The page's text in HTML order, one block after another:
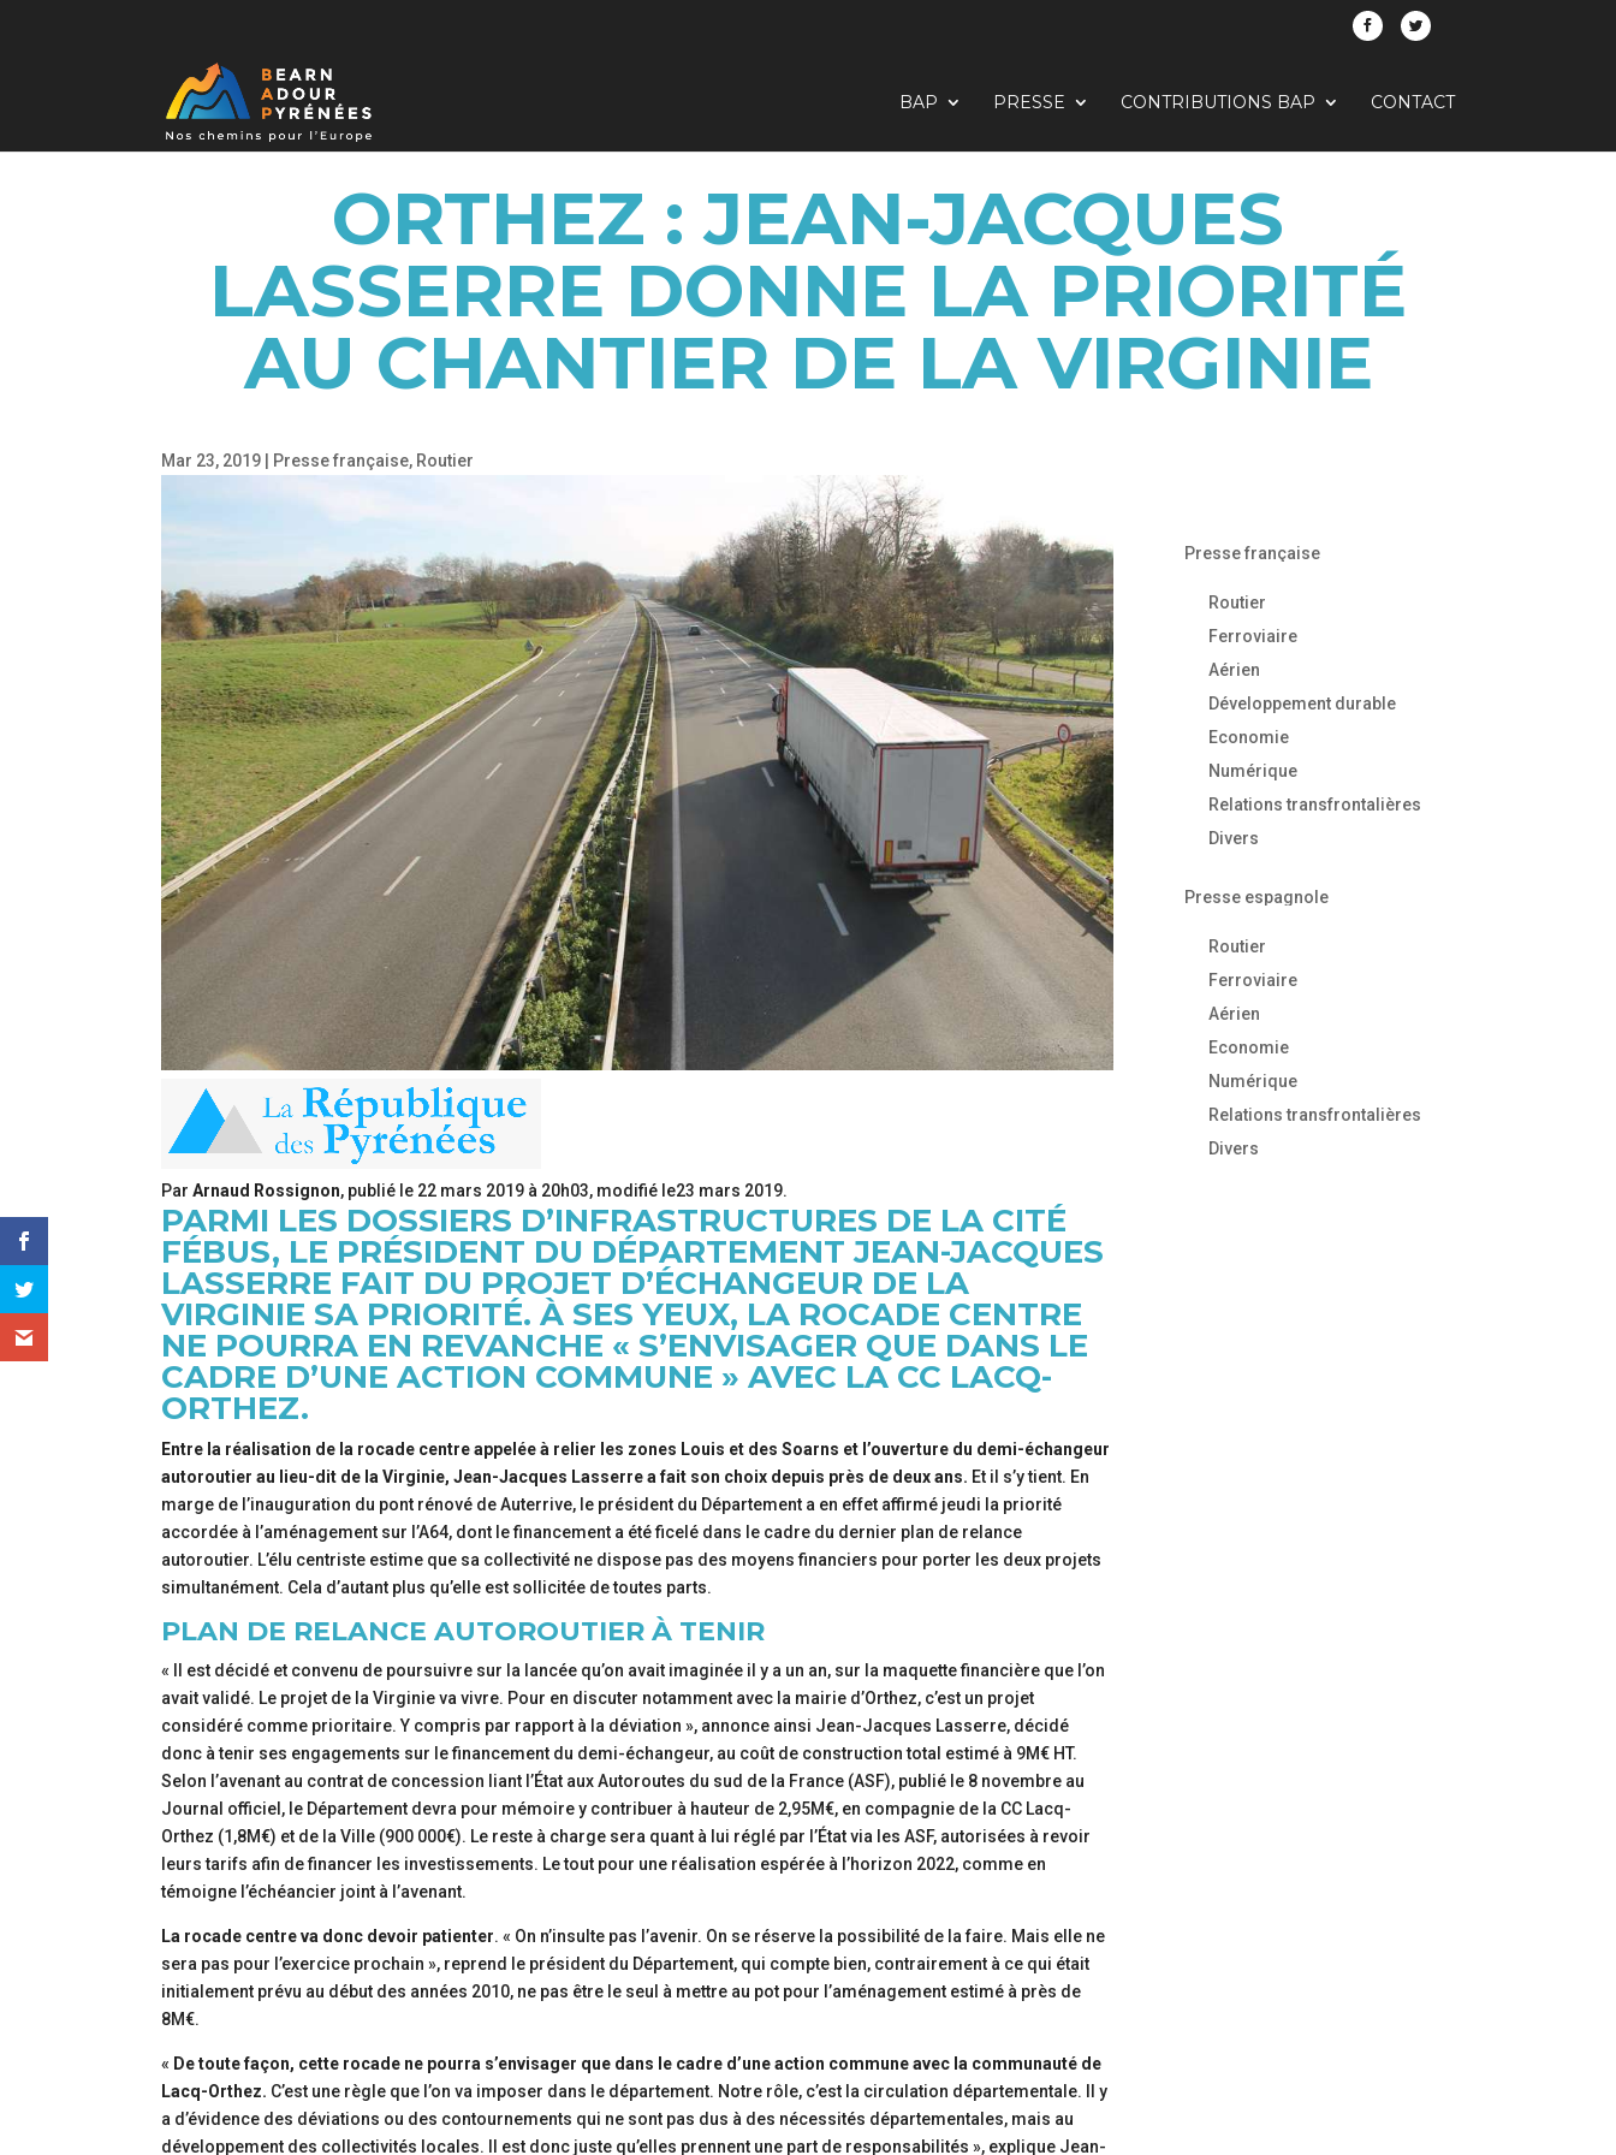
BAP PRESSE CONTRIBUTIONS BAP CONTACT
ORTHEZ : JEAN-JACQUES
LASSERRE DONNE LA PRIORITÉ
AU CHANTIER DE LA VIRGINIE
Mar 23, 2019 Presse française, Routier
ParArnaud Rossignon, publié le 22 mars 2019 à 20h03, modifié le23 mars 2019.
PARMI LES DOSSIERS D’INFRASTRUCTURES DE LA CITÉ
FÉBUS, LE PRÉSIDENT DU DÉPARTEMENT JEAN-JACQUES
LASSERRE FAIT DU PROJET D’ÉCHANGEUR DE LA
VIRGINIE SA PRIORITÉ. À SES YEUX, LA ROCADE CENTRE
NE POURRA EN REVANCHE « S’ENVISAGER QUE DANS LE
CADRE D’UNE ACTION COMMUNE » AVEC LA CC LACQ-
ORTHEZ.
Entre la réalisation de la rocade centre appelée à relier les zones Louis et des Soarns et l’ouverture du demi-échangeur
autoroutier au lieu-dit de la Virginie, Jean-Jacques Lasserre a fait son choix depuis près de deux ans. Et il s’y tient. En
marge de l’inauguration du pont rénové de Auterrive, le président du Département a en effet affirmé jeudi la priorité
accordée à l’aménagement sur l’A64, dont le financement a été ficelé dans le cadre du dernier plan de relance
autoroutier. L’élu centriste estime que sa collectivité ne dispose pas des moyens financiers pour porter les deux projets
simultanément. Cela d’autant plus qu’elle est sollicitée de toutes parts.
PLAN DE RELANCE AUTOROUTIER À TENIR
« Il est décidé et convenu de poursuivre sur la lancée qu’on avait imaginée il y a un an, sur la maquette financière que l’on
avait validé. Le projet de la Virginie va vivre. Pour en discuter notamment avec la mairie d’Orthez, c’est un projet
considéré comme prioritaire. Y compris par rapport à la déviation », annonce ainsi Jean-Jacques Lasserre, décidé
donc à tenir ses engagements sur le financement du demi-échangeur, au coût de construction total estimé à 9M€ HT.
Selon l’avenant au contrat de concession liant l’État aux Autoroutes du sud de la France (ASF), publié le 8 novembre au
Journal officiel, le Département devra pour mémoire y contribuer à hauteur de 2,95M€, en compagnie de la CC Lacq-
Orthez (1,8M€) et de la Ville (900 000€). Le reste à charge sera quant à lui réglé par l’État via les ASF, autorisées à revoir
leurs tarifs afin de financer les investissements. Le tout pour une réalisation espérée à l’horizon 2022, comme en
témoigne l’échéancier joint à l’avenant.
La rocade centre va donc devoir patienter. « On n’insulte pas l’avenir. On se réserve la possibilité de la faire. Mais elle ne
sera pas pour l’exercice prochain », reprend le président du Département, qui compte bien, contrairement à ce qui était
initialement prévu au début des années 2010, ne pas être le seul à mettre au pot pour l’aménagement estimé à près de
8M€.
« De toute façon, cette rocade ne pourra s’envisager que dans le cadre d’une action commune avec la communauté de
Lacq-Orthez. C’est une règle que l’on va imposer dans le département. Notre rôle, c’est la circulation départementale. Il y
a d’évidence des déviations ou des contournements qui ne sont pas dus à des nécessités départementales, mais au
développement des collectivités locales. Il est donc juste qu’elles prennent une part de responsabilités », explique Jean-
Presse française
Routier
Ferroviaire
Aérien
Développement durable
Economie
Numérique
Relations transfrontalières
Divers
Presse espagnole
Routier
Ferroviaire
Aérien
Economie
Numérique
Relations transfrontalières
Divers